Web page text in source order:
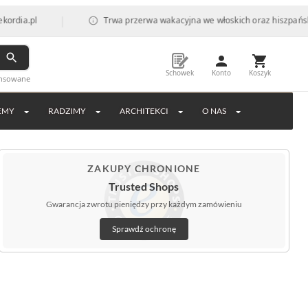
| Trwa przerwa wakacyjna we włoskich oraz hiszpańskich
Schowek Konto Koszyk
RADZIMY ARCHITEKCI O NAS
ZAKUPY CHRONIONE
Trusted Shops
Gwarancja zwrotu pieniędzy przy każdym zamówieniu
Sprawdź ochronę